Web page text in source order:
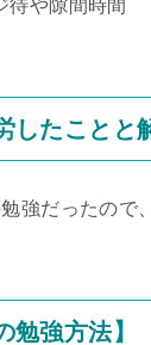
待や隙間時間
したことと
強だったので
勉強方法】